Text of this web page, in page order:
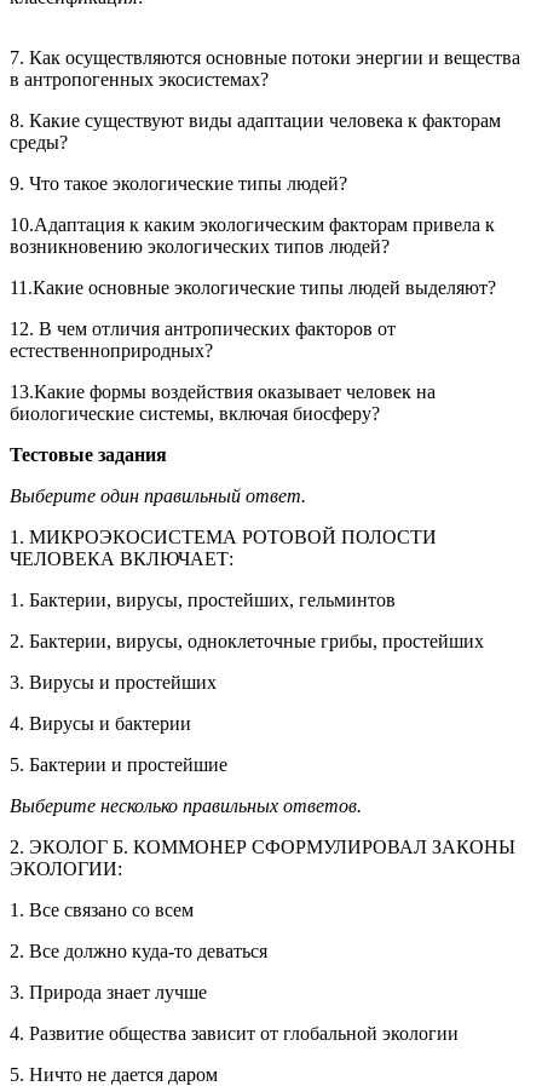
7. Как осуществляются основные потоки энергии и вещества
в антропогенных экосистемах?
8. Какие существуют виды адаптации человека к факторам
среды?
9. Что такое экологические типы людей?
10.Адаптация к каким экологическим факторам привела к
возникновению экологических типов людей?
11.Какие основные экологические типы людей выделяют?
12. В чем отличия антропических факторов от
естественноприродных?
13.Какие формы воздействия оказывает человек на
биологические системы, включая биосферу?
Тестовые задания
Выберите один правильный ответ.
1. МИКРОЭКОСИСТЕМА РОТОВОЙ ПОЛОСТИ
ЧЕЛОВЕКА ВКЛЮЧАЕТ:
1. Бактерии, вирусы, простейших, гельминтов
2. Бактерии, вирусы, одноклеточные грибы, простейших
3. Вирусы и простейших
4. Вирусы и бактерии
5. Бактерии и простейшие
Выберите несколько правильных ответов.
2. ЭКОЛОГ Б. КОММОНЕР СФОРМУЛИРОВАЛ ЗАКОНЫ
ЭКОЛОГИИ:
1. Все связано со всем
2. Все должно куда-то деваться
3. Природа знает лучше
4. Развитие общества зависит от глобальной экологии
5. Ничто не дается даром